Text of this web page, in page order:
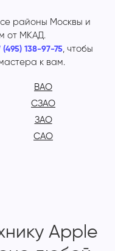
районы Москвы и
от МКАД.
(495) 138-97-75, чтобы
к вам.
ВАО
СЗАО
ЗАО
САО
Apple